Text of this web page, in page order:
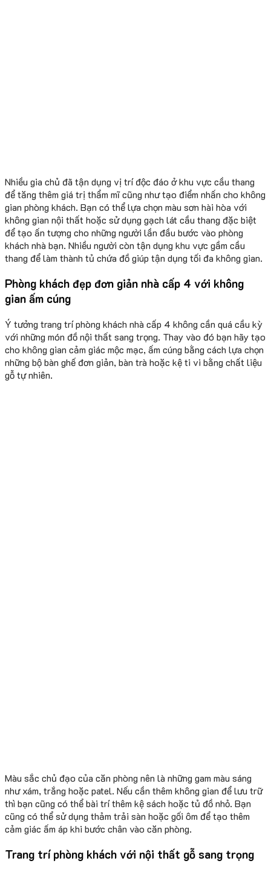
Nhiều gia chủ đã tận dụng vị trí độc đáo ở khu vực cầu thang
để tăng thêm giá trị thẩm mĩ cũng như tạo điểm nhấn cho không
gian phòng khách. Bạn có thể lựa chọn màu sơn hài hòa với
không gian nội thất hoặc sử dụng gạch lát cầu thang đặc biệt
để tạo ấn tượng cho những người lần đầu bước vào phòng
khách nhà bạn. Nhiều người còn tận dụng khu vực gầm cầu
thang để làm thành tủ chứa đồ giúp tận dụng tối đa không gian.
Phòng khách đẹp đơn giản nhà cấp 4 với không
gian ấm cúng
Ý tưởng trang trí phòng khách nhà cấp 4 không cần quá cầu kỳ
với những món đồ nội thất sang trọng. Thay vào đó bạn hãy tạo
cho không gian cảm giác mộc mạc, ấm cúng bằng cách lựa chọn
những bộ bàn ghế đơn giản, bàn trà hoặc kệ ti vi bằng chất liệu
gỗ tự nhiên.
Màu sắc chủ đạo của căn phòng nên là những gam màu sáng
như xám, trắng hoặc patel. Nếu cần thêm không gian để lưu trữ
thì bạn cũng có thể bài trí thêm kệ sách hoặc tủ đồ nhỏ. Bạn
cũng có thể sử dụng thảm trải sàn hoặc gối ôm để tạo thêm
cảm giác ấm áp khi bước chân vào căn phòng.
Trang trí phòng khách với nội thất gỗ sang trọng